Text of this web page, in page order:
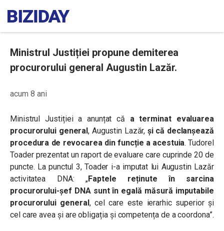
Ministrul Justiției propune demiterea
procurorului general Augustin Lazăr.
acum 8 ani
Ministrul Justiției a anunțat că a terminat evaluarea
procurorului general, Augustin Lazăr, și că declanșează
procedura de revocarea din funcție a acestuia. Tudorel
Toader prezentat un raport de evaluare care cuprinde 20 de
puncte. La punctul 3, Toader i-a imputat lui Augustin Lazăr
activitatea DNA: „Faptele reținute în sarcina
procurorului-șef DNA sunt în egală măsură imputabile
procurorului general, cel care este ierarhic superior și
cel care avea și are obligația și competența de a coordona”.